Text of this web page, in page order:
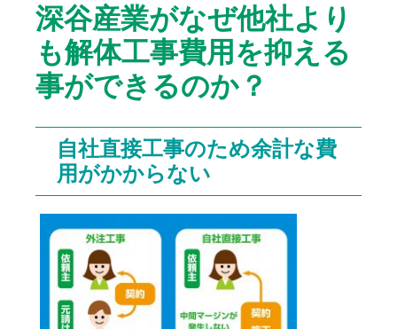
深谷産業がなぜ他社より
も解体工事費用を抑える
事ができるのか？
自社直接工事のため余計な費
用がかからない